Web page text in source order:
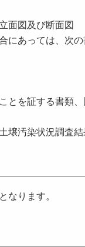
面図及び断面図
にあっては、次
を証する書類、
壌汚染状況調査
なります。